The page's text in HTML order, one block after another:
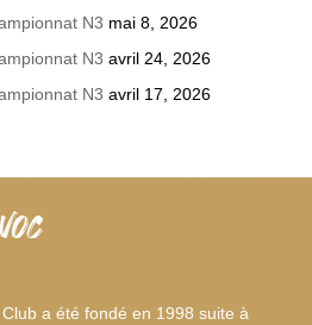
N3 mai 8, 2026
N3 avril 24, 2026
N3 avril 17, 2026
a été fondé en 1998 suite à